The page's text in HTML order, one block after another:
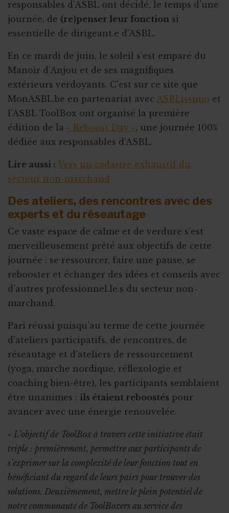
responsables d’ASBL ont décidé, le temps d’une
journée, de (re)penser leur fonction si
essentielle de dirigeant.e d’ASBL.
En ce mardi de juin, le soleil s’est emparé du
Manoir d’Anjou et de ses magnifiques
extérieurs verdoyants. C’est sur ce site que
MonASBL.be en partenariat avec ASBLissimo et
l’ASBL ToolBox ont organisé la première
édition de la « Reboost Day », une journée 100%
dédiée aux responsables d’ASBL.
Lire aussi : Vers un cadastre exhaustif du
secteur non-marchand
Des ateliers, des rencontres avec des
experts et du réseautage
Ce vaste espace de calme et de verdure s’est
merveilleusement prêté aux objectifs de cette
journée : se ressourcer, faire une pause, se
rebooster et échanger des idées et conseils avec
d’autres professionnel.le.s du secteur non-
marchand.
Pari réussi puisqu’au terme de cette journée
d’ateliers participatifs, de rencontres, de
réseautage et d’ateliers de ressourcement
(yoga, marche nordique, réflexologie et
coaching bien-être), les participants semblaient
être unanimes : ils étaient reboostés pour
avancer avec une énergie renouvelée.
« L’objectif de ToolBox à travers cette initiative était
triple : premièrement, permettre aux participants de
s’exprimer sur la complexité de leur fonction tout en
bénéficiant du regard de leurs pairs pour trouver des
solutions. Deuxièmement, mettre le plein potentiel de
notre communauté de ToolBoxers au service des